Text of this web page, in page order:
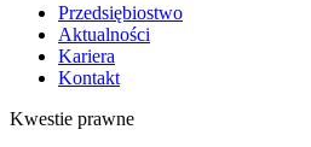
Przedsiębiostwo
Aktualności
Kariera
Kontakt
Kwestie prawne